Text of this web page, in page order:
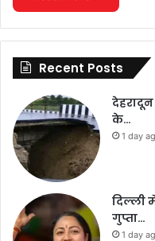
Recent Posts
के…
1 day
दिल्ली
गुप्ता…
1 day